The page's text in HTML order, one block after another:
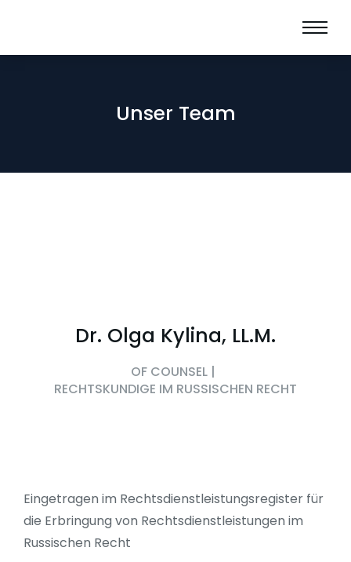
Unser Team
Dr. Olga Kylina, LL.M.
OF COUNSEL |
RECHTSKUNDIGE IM RUSSISCHEN RECHT
Eingetragen im Rechtsdienstleistungsregister für
die Erbringung von Rechtsdienstleistungen im
Russischen Recht